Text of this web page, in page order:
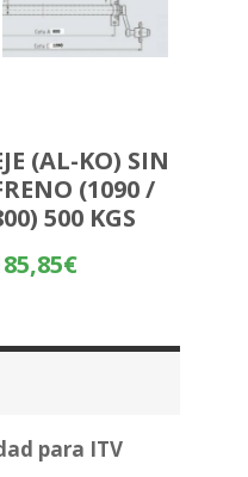
(AL-KO) SIN
(1090 /
500 KGS
€
para ITV